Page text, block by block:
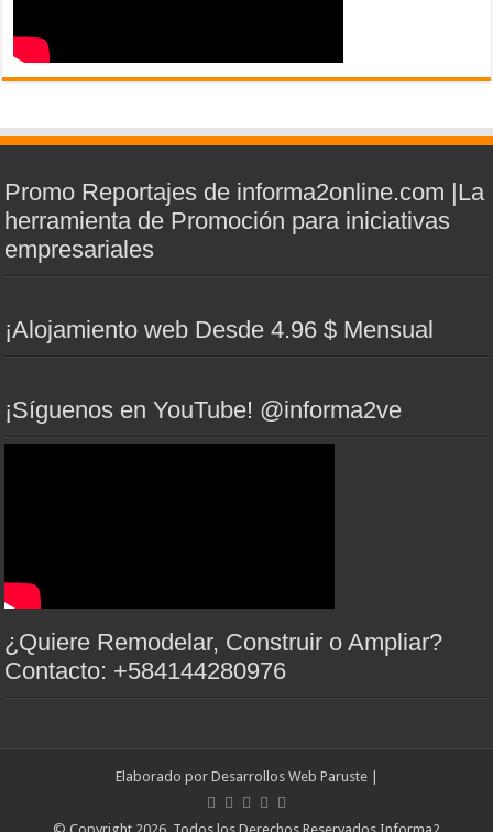
Promo Reportajes de informa2online.com |La
herramienta de Promoción para iniciativas
empresariales
¡Alojamiento web Desde 4.96 $ Mensual
¡Síguenos en YouTube! @informa2ve
¿Quiere Remodelar, Construir o Ampliar?
Contacto: +584144280976
Elaborado por Desarrollos Web Paruste|